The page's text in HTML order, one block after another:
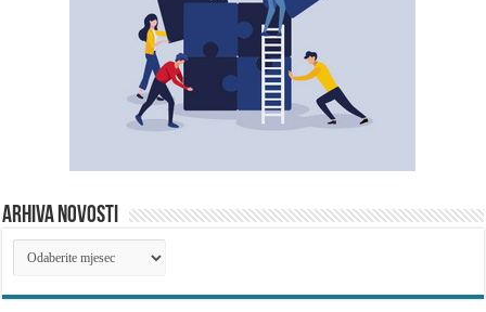
ARHIVA NOVOSTI
ARHIVA
NOVOSTI